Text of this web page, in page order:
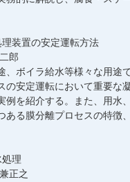
装置の安定運転方法
郎
、ボイラ給水等様々な用途
の安定運転において重要な
例を紹介する。また、用水
ある膜分離プロセスの特徴
理
正之